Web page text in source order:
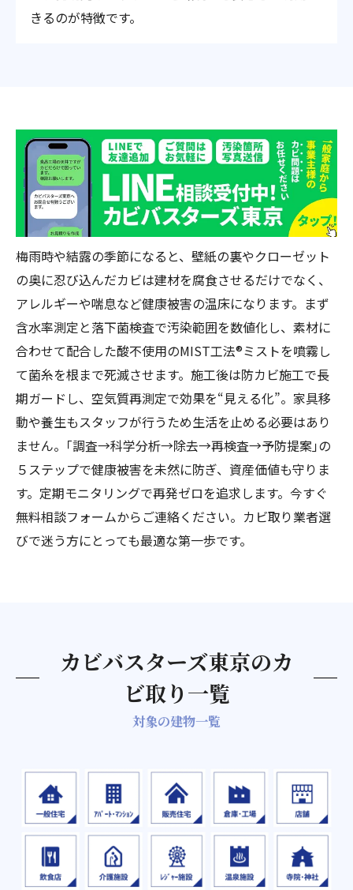
きるのが特徴です。
梅雨時や結露の季節になると、壁紙の裏やクローゼット
の奥に忍び込んだカビは建材を腐食させるだけでなく、
アレルギーや喘息など健康被害の温床になります。まず
含水率測定と落下菌検査で汚染範囲を数値化し、素材に
合わせて配合した酸不使用のMIST工法®ミストを噴霧し
て菌糸を根まで死滅させます。施工後は防カビ施工で長
期ガードし、空気質再測定で効果を“見える化”。家具移
動や養生もスタッフが行うため生活を止める必要はあり
ません。｢調査→科学分析→除去→再検査→予防提案｣の
５ステップで健康被害を未然に防ぎ、資産価値も守りま
す。定期モニタリングで再発ゼロを追求します。今すぐ
無料相談フォームからご連絡ください。カビ取り業者選
びで迷う方にとっても最適な第一歩です。
対象の建物一覧
カビバスターズ東京のカ
ビ取り一覧